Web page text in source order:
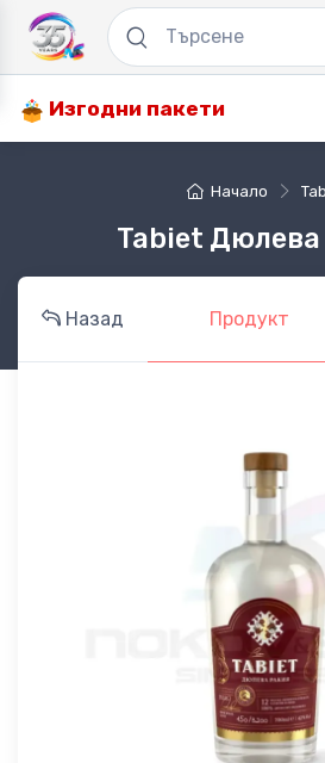
Изгодни пакети
Начало
Tabiet Дюлева
Назад Продукт